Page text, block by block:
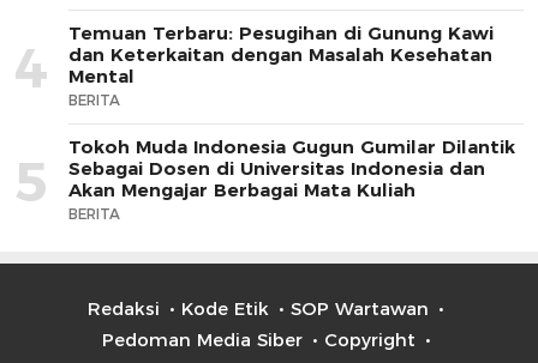
4
Temuan Terbaru: Pesugihan di Gunung Kawi
dan Keterkaitan dengan Masalah Kesehatan
Mental
BERITA
5
Tokoh Muda Indonesia Gugun Gumilar Dilantik
Sebagai Dosen di Universitas Indonesia dan
Akan Mengajar Berbagai Mata Kuliah
BERITA
Redaksi Kode Etik
SOP Wartawan
Pedoman Media Siber
Copyright